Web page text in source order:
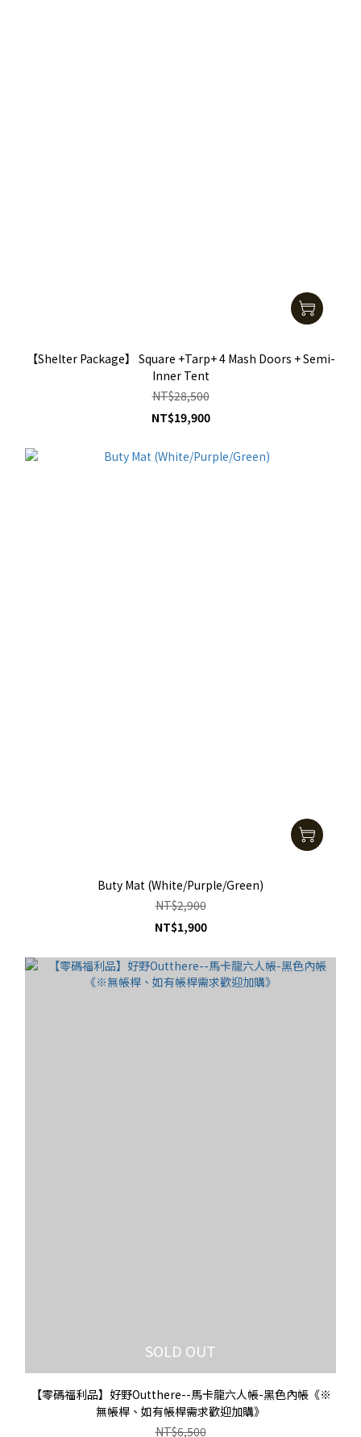
【Shelter Package】 Square +Tarp+ 4 Mash Doors + Semi-
Inner Tent
NT$28,500
NT$19,900
Buty Mat (White/Purple/Green)
NT$2,900
NT$1,900
SOLD OUT
【零碼福利品】好野Outthere--馬卡龍六人帳-黑色內帳《※
無帳桿、如有帳桿需求歡迎加購》
NT$6,500